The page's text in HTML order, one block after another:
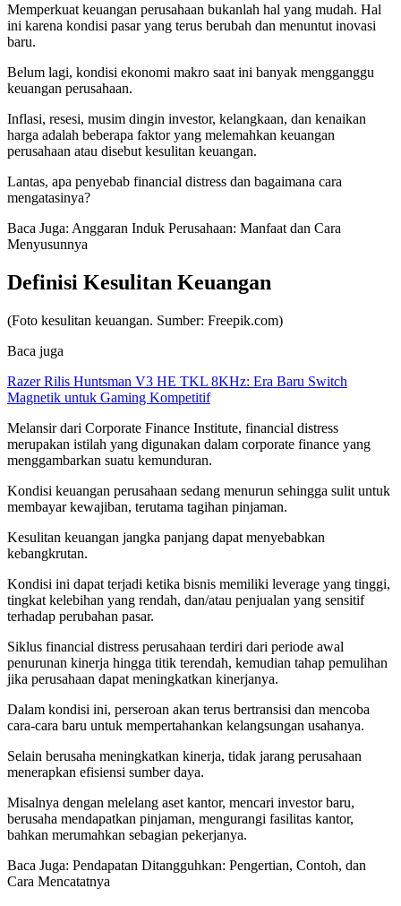
Memperkuat keuangan perusahaan bukanlah hal yang mudah. Hal
ini karena kondisi pasar yang terus berubah dan menuntut inovasi
baru.
Belum lagi, kondisi ekonomi makro saat ini banyak mengganggu
keuangan perusahaan.
Inflasi, resesi, musim dingin investor, kelangkaan, dan kenaikan
harga adalah beberapa faktor yang melemahkan keuangan
perusahaan atau disebut kesulitan keuangan.
Lantas, apa penyebab financial distress dan bagaimana cara
mengatasinya?
Baca Juga: Anggaran Induk Perusahaan: Manfaat dan Cara
Menyusunnya
Definisi Kesulitan Keuangan
(Foto kesulitan keuangan. Sumber: Freepik.com)
Baca juga
Razer Rilis Huntsman V3 HE TKL 8KHz: Era Baru Switch
Magnetik untuk Gaming Kompetitif
Melansir dari Corporate Finance Institute, financial distress
merupakan istilah yang digunakan dalam corporate finance yang
menggambarkan suatu kemunduran.
Kondisi keuangan perusahaan sedang menurun sehingga sulit untuk
membayar kewajiban, terutama tagihan pinjaman.
Kesulitan keuangan jangka panjang dapat menyebabkan
kebangkrutan.
Kondisi ini dapat terjadi ketika bisnis memiliki leverage yang tinggi,
tingkat kelebihan yang rendah, dan/atau penjualan yang sensitif
terhadap perubahan pasar.
Siklus financial distress perusahaan terdiri dari periode awal
penurunan kinerja hingga titik terendah, kemudian tahap pemulihan
jika perusahaan dapat meningkatkan kinerjanya.
Dalam kondisi ini, perseroan akan terus bertransisi dan mencoba
cara-cara baru untuk mempertahankan kelangsungan usahanya.
Selain berusaha meningkatkan kinerja, tidak jarang perusahaan
menerapkan efisiensi sumber daya.
Misalnya dengan melelang aset kantor, mencari investor baru,
berusaha mendapatkan pinjaman, mengurangi fasilitas kantor,
bahkan merumahkan sebagian pekerjanya.
Baca Juga: Pendapatan Ditangguhkan: Pengertian, Contoh, dan
Cara Mencatatnya